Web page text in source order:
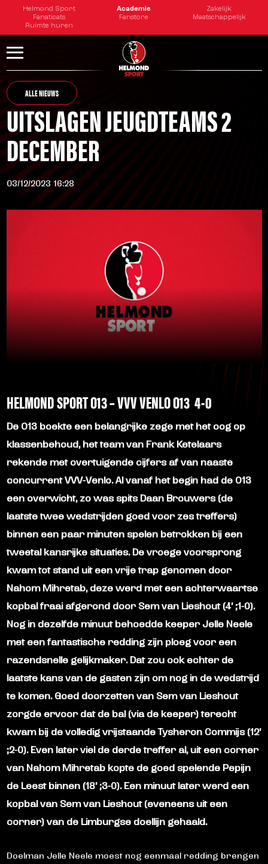
Helmond Sport Academie
Zakelijk
Fanaticats
Fanstore
Maatschappelijk
Ruimte huren
ALLE NIEUWS
UITSLAGEN JEUGDTEAMS 2
DECEMBER
03/12/2023 16:28
HELMOND SPORT O13 – VVV VENLO O13 4-0
De O13 boekte een belangrijke zege met het oog op
klassenbehoud, het team van Frank Ketelaars
rekende met overtuigende cijfers af van naaste
concurrent VVV-Venlo. Al vanaf het begin had de O13
een overwicht, zo was spits Daan Brouwers (de
laatste twee wedstrijden goed voor zes treffers)
binnen een paar minuten spelen betrokken bij een
tweetal kansrijke situaties. De vroege voorsprong
kwam tot stand uit een vrije trap genomen door
Nahom Mihretab, deze werd met een achterwaartse
kopbal fraai afgerond door Sem van Lieshout (4’ ;1-0).
Nog in dezelfde minuut behoedde keeper Jelle Neele
met een fantastische redding zijn ploeg voor een
razendsnelle gelijkmaker. Dat zou ook echter de
laatste kans van de gasten zijn om nog in de wedstrijd
te komen. Goed doorzetten van Sem van Lieshout
zorgde ervoor dat de bal (via de keeper) terecht
kwam bij de volledig vrijstaande Tysheron Commijs (12’
;2-0). Even later viel de derde treffer al, uit een corner
van Nahom Mihretab kopte de goed spelende Pepijn
de Leest binnen (18’ ;3-0). Een minuut later werd een
kopbal van Sem van Lieshout (eveneens uit een
corner) van de Limburgse doellijn gehaald.
Doelman Jelle Neele moest nog eenmaal redding brengen